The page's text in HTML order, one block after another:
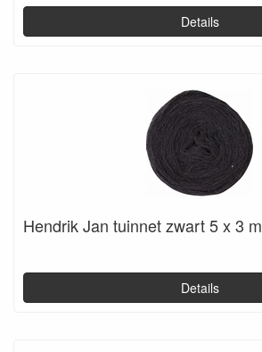
Details
Hendrik Jan tuinnet zwart 5 x 3 m
Details